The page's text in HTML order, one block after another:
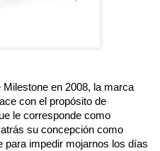
con el propósito de
le corresponde como
su concepción como
para impedir mojarnos los días